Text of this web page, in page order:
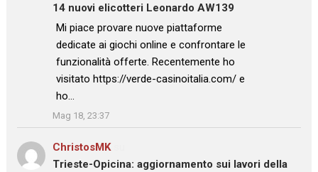
14 nuovi elicotteri Leonardo AW139
: “
Mi piace provare nuove piattaforme
dedicate ai giochi online e confrontare le
funzionalità offerte. Recentemente ho
visitato https://verde-casinoitalia.com/ e
ho…
”
Mag 18, 23:37
ChristosMKsu
Trieste-Opicina: aggiornamento sui lavori della